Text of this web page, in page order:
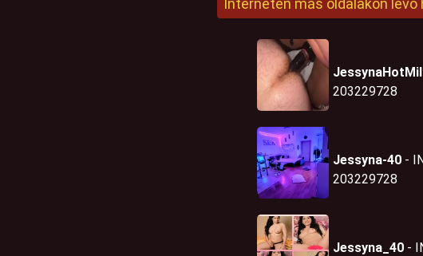
Interneten más oldalakon lévő
203229728
Jessyna-40 -
203229728
Jessyna_40 -